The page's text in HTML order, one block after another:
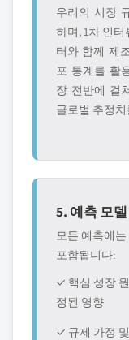
우리의 시장
하며, 1차 인
터와 함께 제
포 통계를 활
장 전반에 걸
글로벌 추정
5. 예측 모
모든 예측에
포함됩니다:
✓ 핵심 성장
정된 영향
✓ 규제 가정